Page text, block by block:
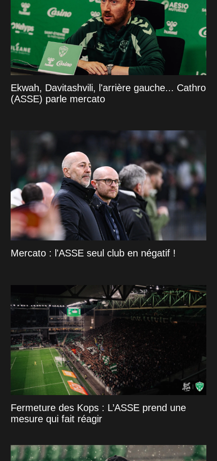
Ekwah, Davitashvili, l'arrière gauche... Cathro
(ASSE) parle mercato
Mercato : l'ASSE seul club en négatif !
Fermeture des Kops : L’ASSE prend une
mesure qui fait réagir